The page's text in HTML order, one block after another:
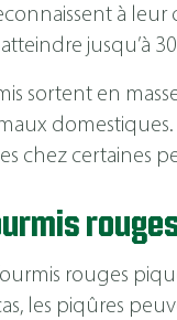
à
jusqu’à
sortent en
chez certaines
rouges
les piqûres